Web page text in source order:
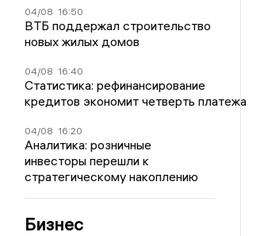
04/08 16:50
ВТБ поддержал строительство
новых жилых домов
04/08 16:40
Статистика: рефинансирование
кредитов экономит четверть платежа
04/08 16:20
Аналитика: розничные
инвесторы перешли к
стратегическому накоплению
Бизнес